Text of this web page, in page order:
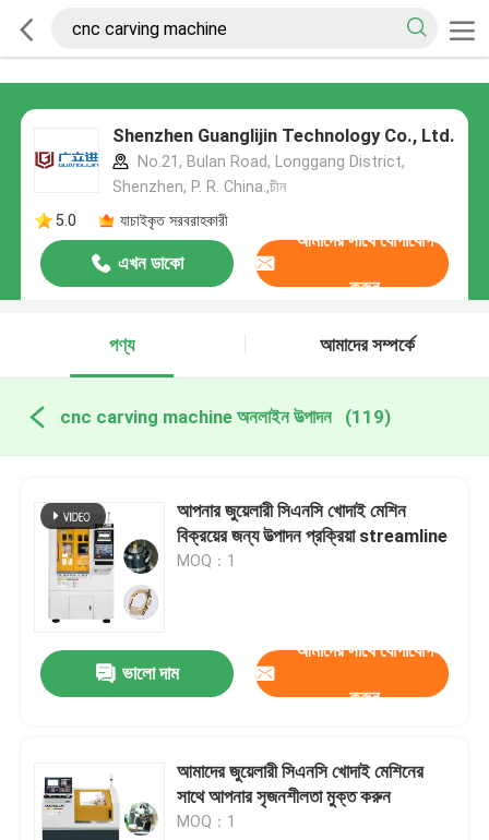
Shenzhen Guanglijin Technology Co., Ltd.
No.21, Bulan Road, Longgang District,
Shenzhen, P. R. China.,চীন
5.0
যাচাইকৃত সরবরাহকারী
এখন ডাকো
আমাদের সাথে যোগাযোগ
করুন
পণ্য আমাদের সম্পর্কে
cnc carving machine অনলাইন উত্পাদন (119)
আপনার জুয়েলারী সিএনসি খোদাই মেশিন
বিক্রয়ের জন্য উত্পাদন প্রক্রিয়া streamline
MOQ：1
ভালো দাম
আমাদের সাথে যোগাযোগ
করুন
আমাদের জুয়েলারী সিএনসি খোদাই মেশিনের
সাথে আপনার সৃজনশীলতা মুক্ত করুন
MOQ：1